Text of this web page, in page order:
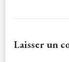
Laisser un